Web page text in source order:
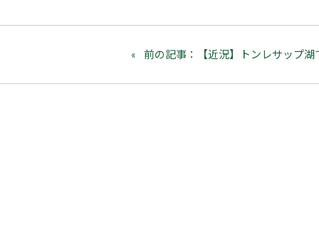
前の記事：【近況】トンレサップ